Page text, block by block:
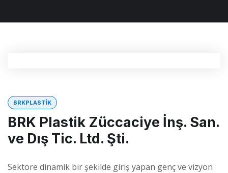
BRKPLASTIK
BRK Plastik Züccaciye İnş. San.
ve Dış Tic. Ltd. Şti.
Sektöre dinamik bir şekilde giriş yapan genç ve vizyon